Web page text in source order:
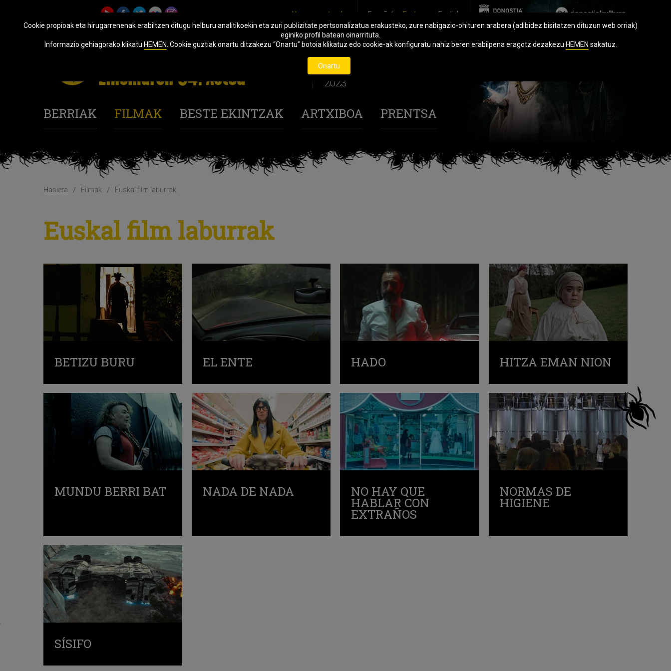
Español Euskara English
Harremanetarako
Urriak 27
Azaroak 3
2023
BERRIAK FILMAK BESTE EKINTZAK ARTXIBOA PRENTSA
Hasiera Filmak Euskal film laburrak
Euskal film laburrak
BETIZU BURU EL ENTE HADO HITZA EMAN NION
MUNDU BERRI BAT NADA DE NADA NO HAY QUE
HABLAR CON
EXTRAÑOS
NORMAS DE
HIGIENE
SÍSIFO
Cookie propioak eta hirugarrenenak erabiltzen ditugu helburu analitikoekin eta zuri publizitate pertsonalizatua erakusteko, zure nabigazio-ohituren arabera (adibidez bisitatzen dituzun web orriak)
eginiko profil batean oinarrituta.
Informazio gehiagorako klikatu HEMEN . Cookie guztiak onartu ditzakezu “Onartu” botoia klikatuz edo cookie-ak konfiguratu nahiz beren erabilpena eragotz dezakezu HEMEN sakatuz.
Onartu